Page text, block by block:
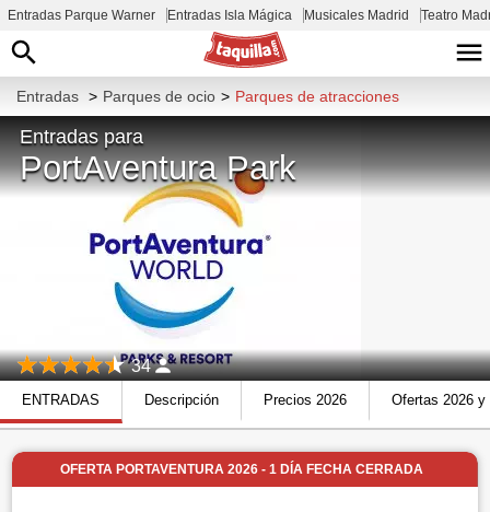
Entradas Parque Warner Entradas Isla Mágica Musicales Madrid Teatro
Entradas > Parques de ocio > Parques de atracciones
Entradas para
PortAventura Park
34
ENTRADAS Descripción Precios 2026 Ofertas 2026 y
OFERTA PORTAVENTURA 2026 - 1 DÍA FECHA CERRADA